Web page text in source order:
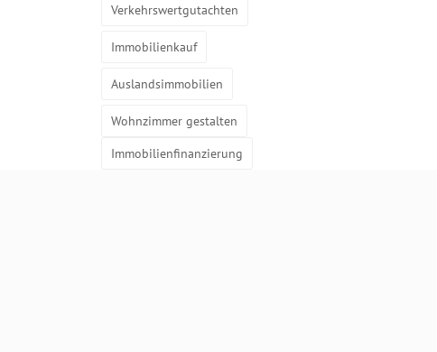
Verkehrswertgutachten
Immobilienkauf
Auslandsimmobilien
Wohnzimmer gestalten
Immobilienfinanzierung